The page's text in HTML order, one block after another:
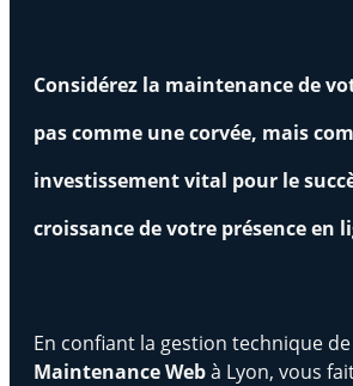
Considérez la maintenance de
pas comme une corvée, mais
investissement vital pour le
croissance de votre présence en
En confiant la gestion technique
Maintenance Webà Lyon, vous